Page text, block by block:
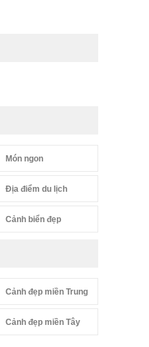
Món ngon
Địa điểm du lịch
Cảnh biển đẹp
Cảnh đẹp miền Trung
Cảnh đẹp miền Tây